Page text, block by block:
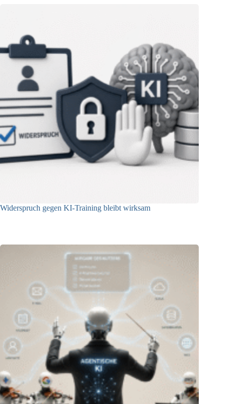
Widerspruch gegen KI-Training bleibt wirksam